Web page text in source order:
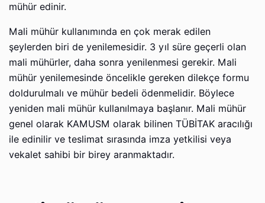
mühür edinir.
Mali mühür kullanımında en çok merak edilen
şeylerden biri de yenilemesidir. 3 yıl süre geçerli olan
mali mühürler, daha sonra yenilenmesi gerekir. Mali
mühür yenilemesinde öncelikle gereken dilekçe formu
doldurulmalı ve mühür bedeli ödenmelidir. Böylece
yeniden mali mühür kullanılmaya başlanır. Mali mühür
genel olarak KAMUSM olarak bilinen TÜBİTAK aracılığı
ile edinilir ve teslimat sırasında imza yetkilisi veya
vekalet sahibi bir birey aranmaktadır.